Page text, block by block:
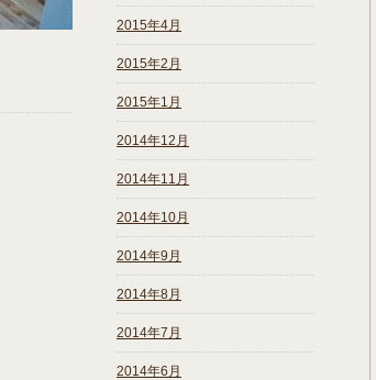
2015年4月
2015年2月
2015年1月
2014年12月
2014年11月
2014年10月
2014年9月
2014年8月
2014年7月
2014年6月